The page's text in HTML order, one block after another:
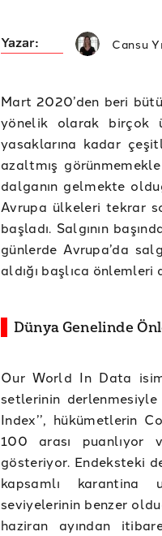
Yazar: Cansu
Mart 2020’den beri
yönelik olarak birçok
yasaklarına kadar
azaltmış
dalganın gelmekte
Avrupa ülkeleri tekrar
başladı. Salgının
günlerde Avrupa’da
aldığı başlıca önlemleri
Dünya Genelinde
Our World In Data
setlerinin derlenmesiyle
Index’’, hükümetlerin
100 arası puanlıyor
gösteriyor. Endeksteki
kapsamlı karantina
seviyelerinin benzer
haziran ayından